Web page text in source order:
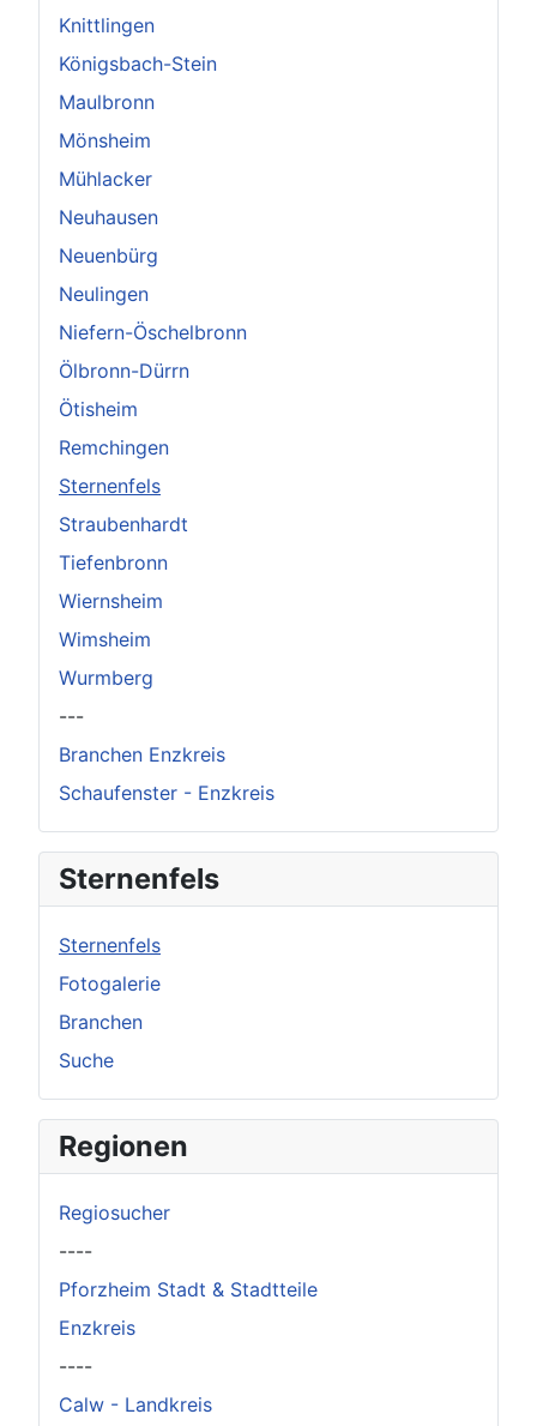
Knittlingen
Königsbach-Stein
Maulbronn
Mönsheim
Mühlacker
Neuhausen
Neuenbürg
Neulingen
Niefern-Öschelbronn
Ölbronn-Dürrn
Ötisheim
Remchingen
Sternenfels
Straubenhardt
Tiefenbronn
Wiernsheim
Wimsheim
Wurmberg
---
Branchen Enzkreis
Schaufenster - Enzkreis
Sternenfels
Sternenfels
Fotogalerie
Branchen
Suche
Regionen
Regiosucher
----
Pforzheim Stadt & Stadtteile
Enzkreis
----
Calw - Landkreis